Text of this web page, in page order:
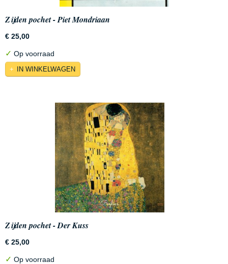
Zijden pochet - Piet Mondriaan
€ 25,00
✓ Op voorraad
IN WINKELWAGEN
Zijden pochet - Der Kuss
€ 25,00
✓ Op voorraad